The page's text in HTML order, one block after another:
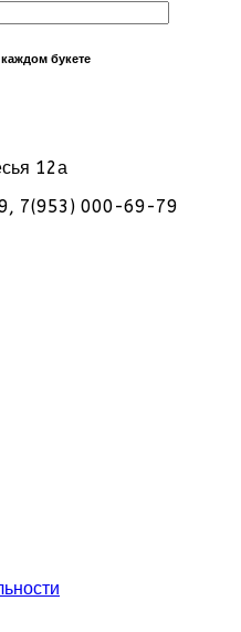
букете
12а
7(953) 000-69-79